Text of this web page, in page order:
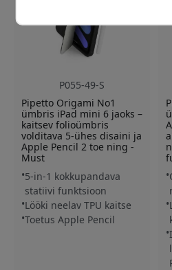
P055-49-S
Pipetto Origami No1
ümbris iPad mini 6 jaoks –
kaitsev folioümbris
volditava 5-ühes disaini ja
Apple Pencil 2 toe ning -
Must
5-in-1 kokkupandava
statiivi funktsioon
Lööki neelav TPU kaitse
Toetus Apple Pencil